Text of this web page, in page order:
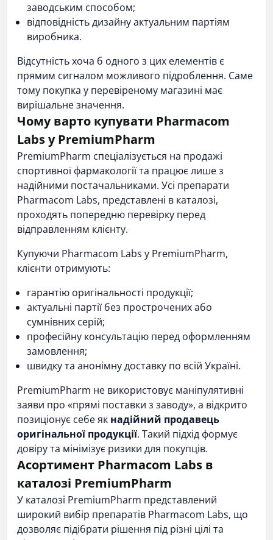
заводським способом;
відповідність дизайну актуальним партіям
виробника.
Відсутність хоча б одного з цих елементів є
прямим сигналом можливого підроблення. Саме
тому покупка у перевіреному магазині має
вирішальне значення.
Чому варто купувати Pharmacom
Labs у PremiumPharm
PremiumPharm спеціалізується на продажі
спортивної фармакології та працює лише з
надійними постачальниками. Усі препарати
Pharmacom Labs, представлені в каталозі,
проходять попередню перевірку перед
відправленням клієнту.
Купуючи Pharmacom Labs у PremiumPharm,
клієнти отримують:
гарантію оригінальності продукції;
актуальні партії без прострочених або
сумнівних серій;
професійну консультацію перед оформленням
замовлення;
швидку та анонімну доставку по всій Україні.
PremiumPharm не використовує маніпулятивні
заяви про «прямі поставки з заводу», а відкрито
позиціонує себе як надійний продавець
оригінальної продукції. Такий підхід формує
довіру та мінімізує ризики для покупців.
Асортимент Pharmacom Labs в
каталозі PremiumPharm
У каталозі PremiumPharm представлений
широкий вибір препаратів Pharmacom Labs, що
дозволяє підібрати рішення під різні цілі та